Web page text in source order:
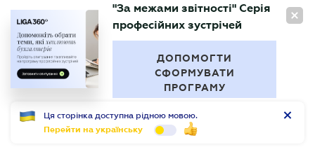
RU
БУХГАЛТЕР
"За межами звітності" Серія
професійних зустрічей
ДОПОМОГТИ
СФОРМУВАТИ
ПРОГРАМУ
Ця сторінка доступна рідною мовою.
Перейти на українську